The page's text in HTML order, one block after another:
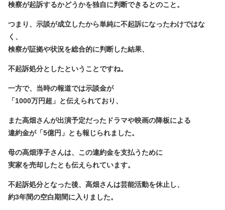
検察が起訴するかどうかを独自に判断できるとのこと。
つまり、示談が成立したから単純に不起訴になったわけではな
く、
検察が証拠や状況を総合的に判断した結果、
不起訴処分としたということですね。
一方で、当時の報道では示談金が
「1000万円超」と伝えられており、
また高畑さんが出演予定だったドラマや映画の降板による
違約金が「5億円」とも報じられました。
母の高畑淳子さんは、この違約金を支払うために
実家を売却したとも伝えられています。
不起訴処分となった後、高畑さんは芸能活動を休止し、
約3年間の空白期間に入りました。